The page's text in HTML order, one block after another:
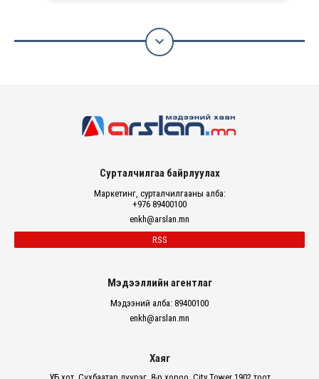

Сурталчилгаа байрлуулах
Маркетинг, сурталчилгааны алба:
+976 89400100
enkh@arslan.mn
RSS
Мэдээллийн агентлаг
Мэдээний алба: 89400100
enkh@arslan.mn
Хаяг